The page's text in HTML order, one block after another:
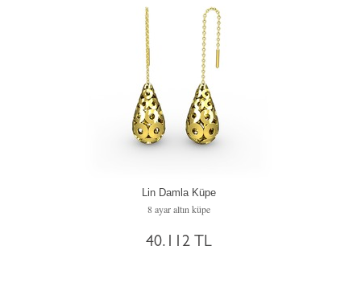
Lin Damla Küpe
8 ayar altın küpe
40.112 TL